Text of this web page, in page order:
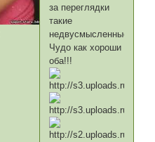
за переглядки
такие
недвусмысленные?!
Чудо как хороши
оба!!!